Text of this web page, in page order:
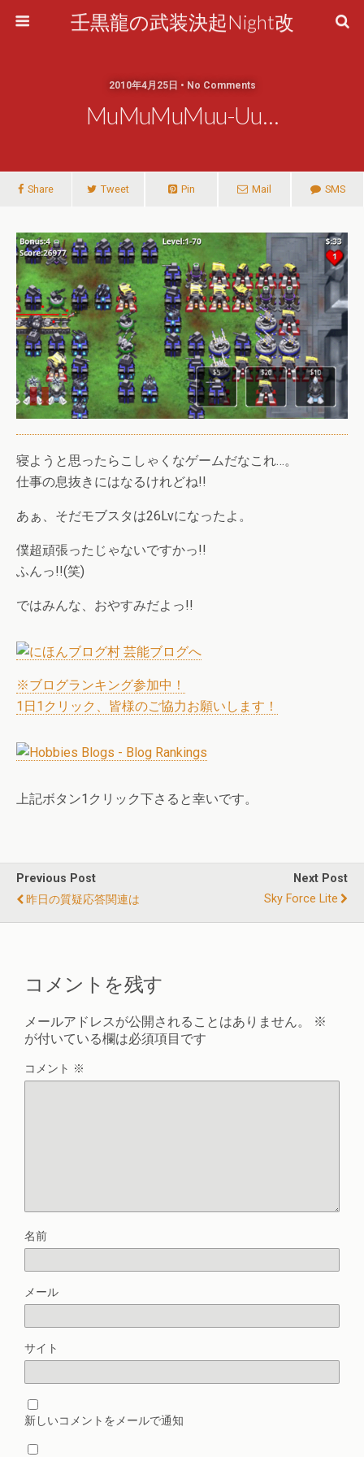
壬黒龍の武装決起Night改
2010年4月25日 • No Comments
MuMuMuMuu-Uu…
Share Tweet Pin Mail SMS
寝ようと思ったらこしゃくなゲームだなこれ…。
仕事の息抜きにはなるけれどね!!
あぁ、そだモブスタは26Lvになったよ。
僕超頑張ったじゃないですかっ!!
ふんっ!!(笑)
ではみんな、おやすみだよっ!!
※ブログランキング参加中！
1日1クリック、皆様のご協力お願いします！
上記ボタン1クリック下さると幸いです。
Previous Post
昨日の質疑応答関連は
Next Post
Sky Force Lite
コメントを残す
メールアドレスが公開されることはありません。
※
が付いている欄は必須項目です
コメント ※
名前
メール
サイト
新しいコメントをメールで通知